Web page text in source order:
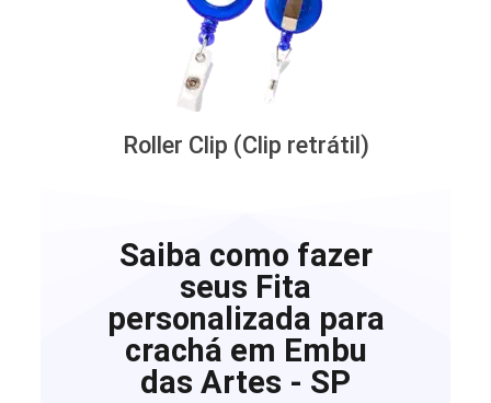
Roller Clip (Clip retrátil)
Saiba como fazer
seus Fita
personalizada para
crachá em Embu
das Artes - SP